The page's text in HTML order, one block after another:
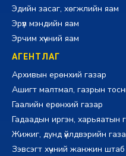
Эдийн засаг, хөгжлийн яам
Эрүүл мэндийн яам
Эрчим хүчний яам
АГЕНТЛАГ
Архивын ерөнхий газар
Ашигт малтмал, газрын
Гаалийн ерөнхий газар
Гадаадын иргэн, харьяатын
Жижиг, дунд үйлдвэрийн
Зэвсэгт хүчний жанжин штаб